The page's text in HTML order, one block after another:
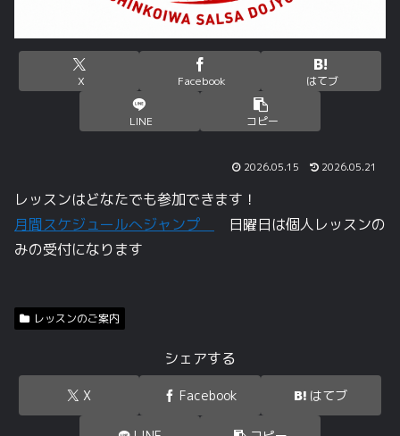
X Facebook はてブ
LINE コピー
2026.05.15 2026.05.21
レッスンはどなたでも参加できます！
月間スケジュールへジャンプ
日曜日は個人レッスンの
みの受付になります
レッスンのご案内
シェアする
X Facebook はてブ